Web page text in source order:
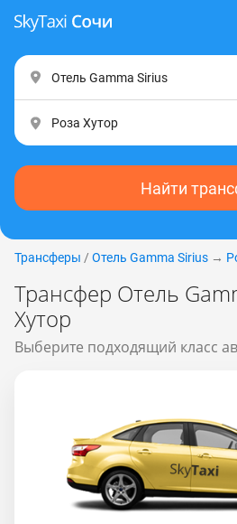
Найти
Трансферы / Отель Gamma Sirius →
Трансфер Отель
Хутор
Выберите подходящий класс